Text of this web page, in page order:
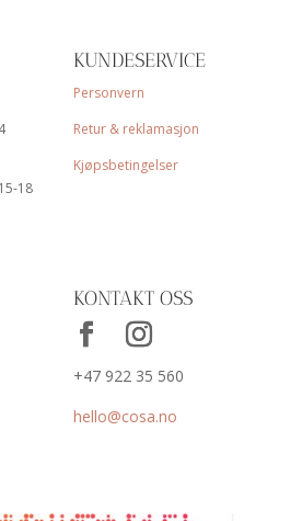
18
KUNDESERVICE
Personvern
Retur & reklamasjon
Kjøpsbetingelser
KONTAKT OSS
+47 922 35 560
hello@cosa.no